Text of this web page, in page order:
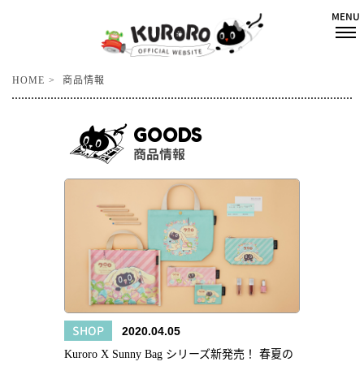
HOME 商品情報
GOODS
商品情報
SHOP 2020.04.05
Kuroro X Sunny Bag シリーズ新発売！ 春夏の